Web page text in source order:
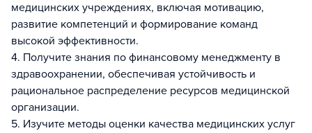
медицинских учреждениях, включая мотивацию,
развитие компетенций и формирование команд
высокой эффективности.
4. Получите знания по финансовому менеджменту в
здравоохранении, обеспечивая устойчивость и
рациональное распределение ресурсов медицинской
организации.
5. Изучите методы оценки качества медицинских услуг